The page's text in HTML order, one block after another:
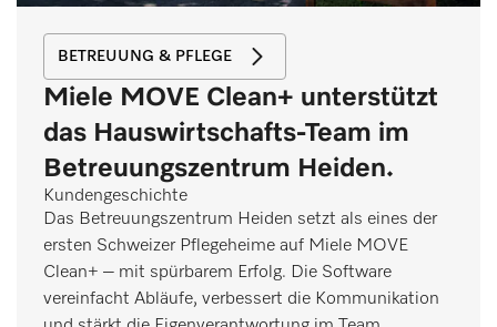
BETREUUNG & PFLEGE
Miele MOVE Clean+ unterstützt
das Hauswirtschafts-Team im
Betreuungszentrum Heiden.
Kundengeschichte
Das Betreuungszentrum Heiden setzt als eines der
ersten Schweizer Pflegeheime auf Miele MOVE
Clean+ – mit spürbarem Erfolg. Die Software
vereinfacht Abläufe, verbessert die Kommunikation